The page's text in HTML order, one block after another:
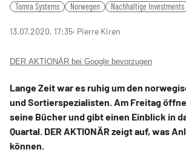
Tomra Systems Norwegen Nachhaltige Investments
13.07.2020, 17:35‧ Pierre Kiren
DER AKTIONÄR bei Google bevorzugen
Lange Zeit war es ruhig um den
und Sortierspezialisten. Am Freitag
seine Bücher und gibt einen Einblick in
Quartal. DER AKTIONÄR zeigt auf, was
können.